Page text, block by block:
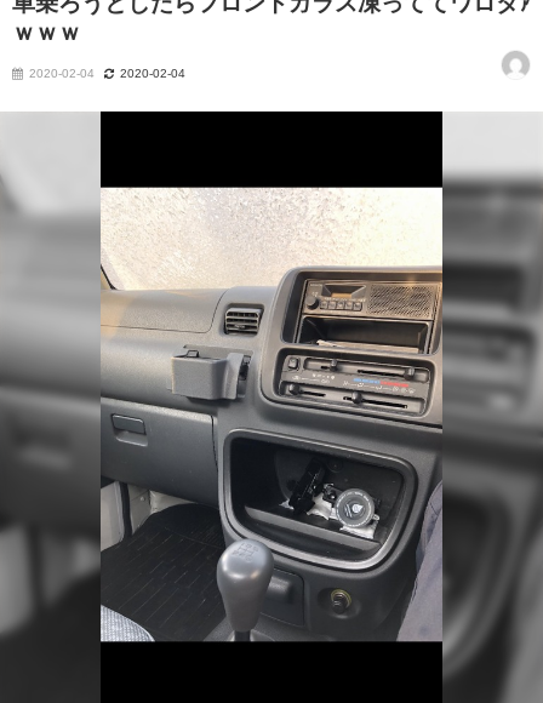
ｗｗｗ
2020-02-04 2020-02-04